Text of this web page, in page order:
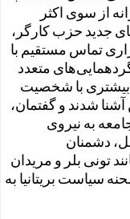
از سوی اکثر
جدید حزب کارگر،
تماس مستقیم با
متعدد
با شخصیت
شدند و گفتمان،
به نیروی
دشمنان
تونی بلر و مریدان
سیاست بریتانیا به